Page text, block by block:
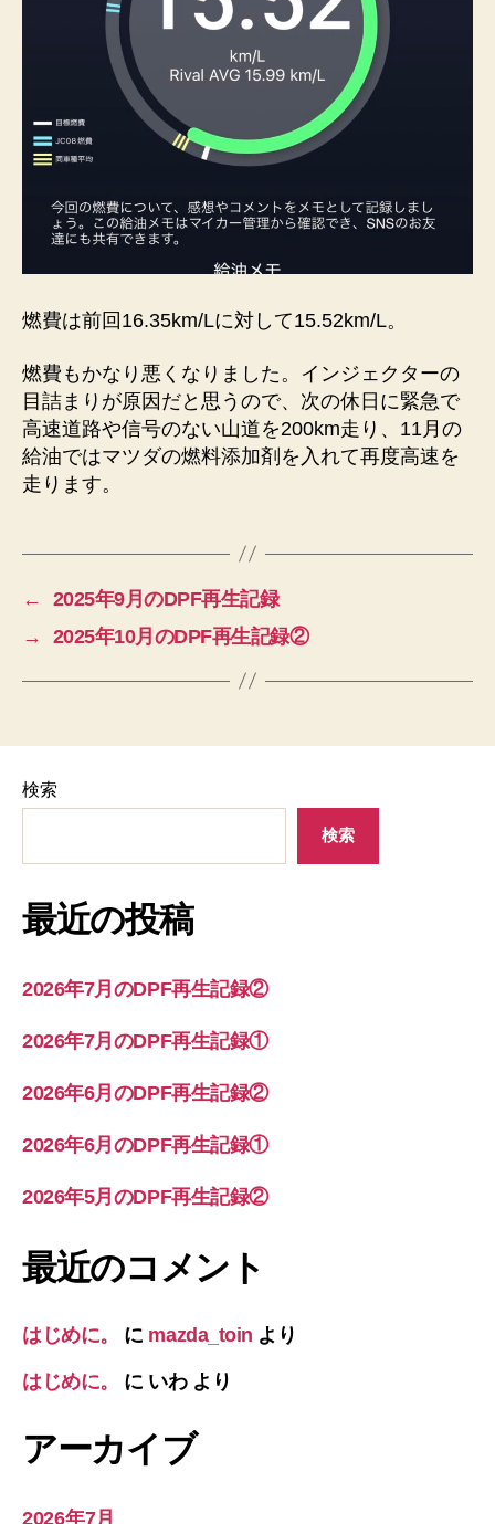
燃費は前回16.35km/Lに対して15.52km/L。
燃費もかなり悪くなりました。インジェクターの
目詰まりが原因だと思うので、次の休日に緊急で
高速道路や信号のない山道を200km走り、11月の
給油ではマツダの燃料添加剤を入れて再度高速を
走ります。
←
2025年9月のDPF再生記録
→
2025年10月のDPF再生記録②
検索
検索
最近の投稿
2026年7月のDPF再生記録②
2026年7月のDPF再生記録①
2026年6月のDPF再生記録②
2026年6月のDPF再生記録①
2026年5月のDPF再生記録②
最近のコメント
はじめに。 に mazda_toin より
はじめに。 に いわより
アーカイブ
2026年7月